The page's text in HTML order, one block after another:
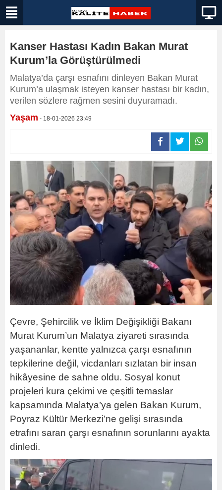
Kanser Hastası Kadın Bakan Murat
Kurum’la Görüştürülmedi
Malatya’da çarşı esnafını dinleyen Bakan Murat
Kurum’a ulaşmak isteyen kanser hastası bir kadın,
verilen sözlere rağmen sesini duyuramadı.
Yaşam - 18-01-2026 23:49
Çevre, Şehircilik ve İklim Değişikliği Bakanı
Murat Kurum’un Malatya ziyareti sırasında
yaşananlar, kentte yalnızca çarşı esnafının
tepkilerine değil, vicdanları sızlatan bir insan
hikâyesine de sahne oldu. Sosyal konut
projeleri kura çekimi ve çeşitli temaslar
kapsamında Malatya’ya gelen Bakan Kurum,
Poyraz Kültür Merkezi’ne gelişi sırasında
etrafını saran çarşı esnafının sorunlarını ayakta
dinledi.